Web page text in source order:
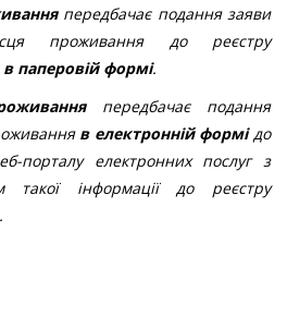
передбачає подання заяви
проживання до реєстру
в паперовій формі.
передбачає подання
в електронній формідо
порталу електронних послуг з
такої інформації до реєстру